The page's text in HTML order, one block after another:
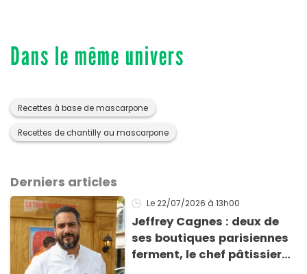
Dans le même univers
Recettes à base de mascarpone
Recettes de chantilly au mascarpone
Derniers articles
Le 22/07/2026 à 13h00
Jeffrey Cagnes : deux de
ses boutiques parisiennes
ferment, le chef pâtissier